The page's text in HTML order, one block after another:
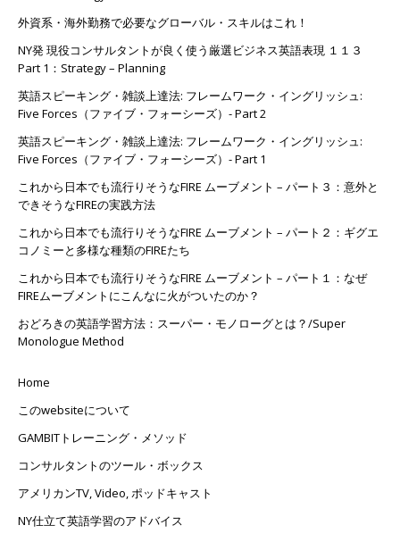
外資系・海外勤務で必要なグローバル・スキルはこれ！
NY発 現役コンサルタントが良く使う厳選ビジネス英語表現 １１３
Part 1：Strategy – Planning
英語スピーキング・雑談上達法: フレームワーク・イングリッシュ:
Five Forces（ファイブ・フォーシーズ）- Part 2
英語スピーキング・雑談上達法: フレームワーク・イングリッシュ:
Five Forces（ファイブ・フォーシーズ）- Part 1
これから日本でも流行りそうなFIRE ムーブメント – パート３：意外と
できそうなFIREの実践方法
これから日本でも流行りそうなFIRE ムーブメント – パート２：ギグエ
コノミーと多様な種類のFIREたち
これから日本でも流行りそうなFIRE ムーブメント – パート１：なぜ
FIREムーブメントにこんなに火がついたのか？
おどろきの英語学習方法：スーパー・モノローグとは？/Super
Monologue Method
Home
このwebsiteについて
GAMBITトレーニング・メソッド
コンサルタントのツール・ボックス
アメリカンTV, Video, ポッドキャスト
NY仕立て英語学習のアドバイス